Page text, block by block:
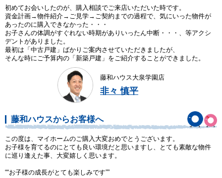
初めてお会いしたのが、購入相談でご来店いただいた時です。
資金計画→物件紹介→ご見学→ご契約までの過程で、気にいった物件が
あったのに購入できなかった・・・
お子さんの体調がすぐれない時期がありいったん中断・・・、等アクシ
デントがありました。
最初は「中古戸建」ばかりご案内させていただきましたが、
そんな時にご予算内の「新築戸建」をご紹介することができました。
藤和ハウス大泉学園店
非々 慎平
藤和ハウスからお客様へ
この度は、マイホームのご購入大変おめでとうございます。
お子様を育てるのにとても良い環境だと思いますし、とても素敵な物件
に巡り逢えた事、大変嬉しく思います。
““お子様の成長がとても楽しみです””